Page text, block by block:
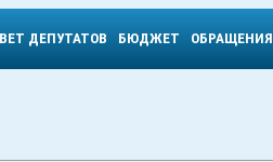
ДЕПУТАТОВ БЮДЖЕТ ОБРАЩЕНИЯ